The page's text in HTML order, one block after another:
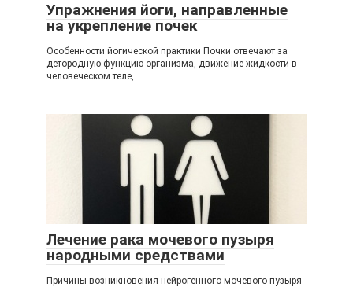
Упражнения йоги, направленные
на укрепление почек
Особенности йогической практики Почки отвечают за
детородную функцию организма, движение жидкости в
человеческом теле,
Лечение рака мочевого пузыря
народными средствами
Причины возникновения нейрогенного мочевого пузыря